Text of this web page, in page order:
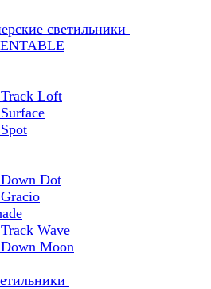
светильники
Loft
Dot
Wave
Moon